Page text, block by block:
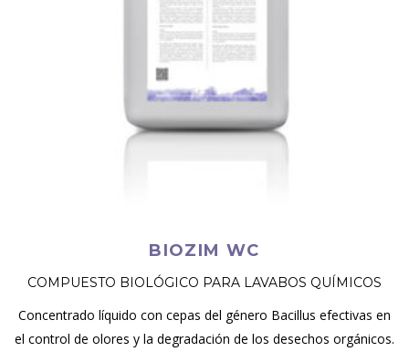
BIOZIM WC
COMPUESTO BIOLÓGICO PARA LAVABOS QUÍMICOS
Concentrado líquido con cepas del género Bacillus efectivas en
el control de olores y la degradación de los desechos orgánicos.